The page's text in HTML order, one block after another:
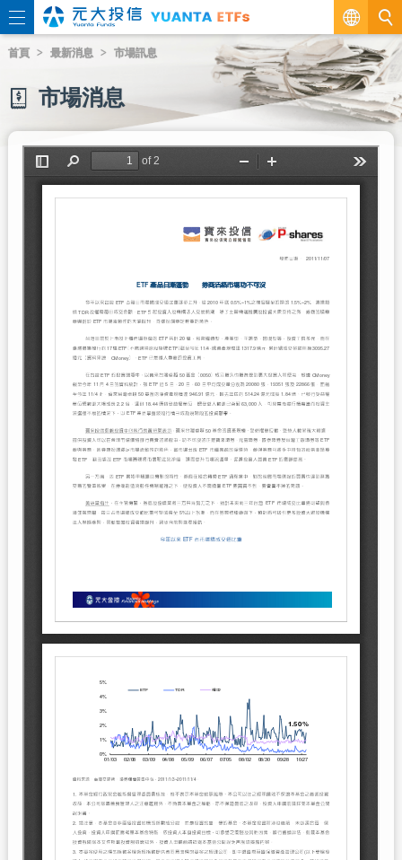
繁
EN
首頁 最新消息 市場訊息
市場消息